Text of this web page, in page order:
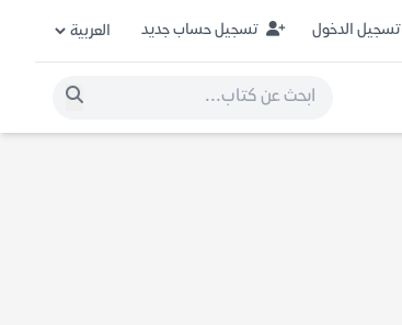
تسجيل الدخول تسجيل حساب جديد